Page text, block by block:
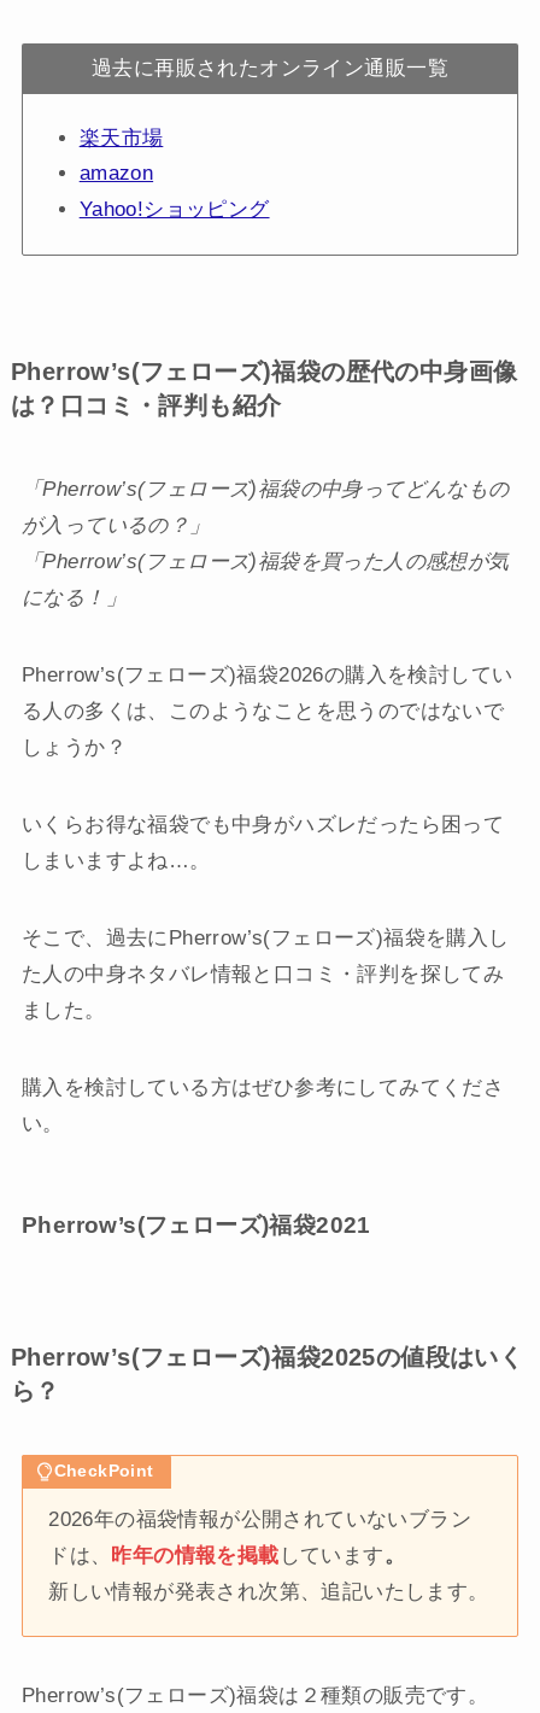
過去に再販されたオンライン通販一覧
楽天市場
amazon
Yahoo!ショッピング
Pherrow’s(フェローズ)福袋の歴代の中身画像
は？口コミ・評判も紹介
「Pherrow’s(フェローズ)福袋の中身ってどんなもの
が入っているの？」
「Pherrow’s(フェローズ)福袋を買った人の感想が気
になる！」
Pherrow’s(フェローズ)福袋2026の購入を検討してい
る人の多くは、このようなことを思うのではないで
しょうか？
いくらお得な福袋でも中身がハズレだったら困って
しまいますよね…。
そこで、過去にPherrow’s(フェローズ)福袋を購入し
た人の中身ネタバレ情報と口コミ・評判を探してみ
ました。
購入を検討している方はぜひ参考にしてみてくださ
い。
Pherrow’s(フェローズ)福袋2021
Pherrow’s(フェローズ)福袋2025の値段はいく
ら？
CheckPoint
2026年の福袋情報が公開されていないブラン
ドは、 昨年の情報を掲載 しています。
新しい情報が発表され次第、追記いたします。
Pherrow’s(フェローズ)福袋は２種類の販売です。